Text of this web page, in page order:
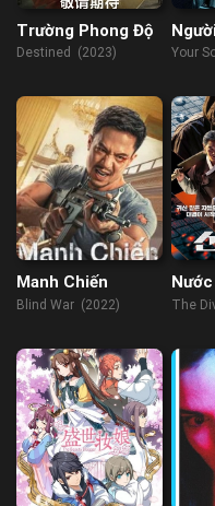
Trường Phong Độ
Destined (2023)
Thù
Your
Manh Chiến
Blind War (2022)
The